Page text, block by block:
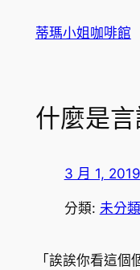
蒂瑪小姐咖啡館
什麼是
3 月 1, 2019
分類: 未分類
「誒誒你看這